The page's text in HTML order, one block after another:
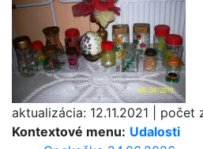
Kontextové menu: Udalosti
aktualizácia: 12.11.2021 počet